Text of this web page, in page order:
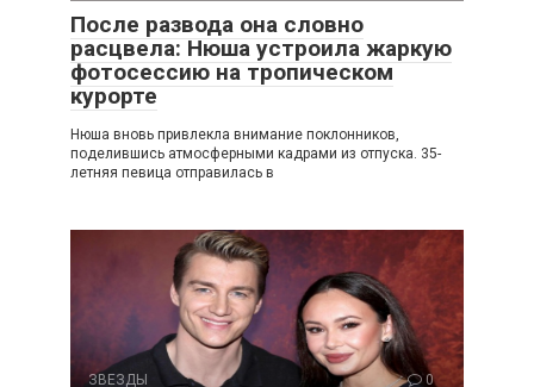
После развода она словно
расцвела: Нюша устроила жаркую
фотосессию на тропическом
курорте
Нюша вновь привлекла внимание поклонников,
поделившись атмосферными кадрами из отпуска. 35-
летняя певица отправилась в
ЗВЕЗДЫ 0